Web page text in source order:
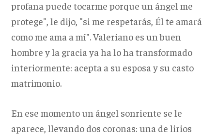
profana puede tocarme porque un ángel me
protege", le dijo, "si me respetarás, Él te amará
como me ama a mí". Valeriano es un buen
hombre y la gracia ya ha lo ha transformado
interiormente: acepta a su esposa y su casto
matrimonio.
En ese momento un ángel sonriente se le
aparece, llevando dos coronas: una de lirios